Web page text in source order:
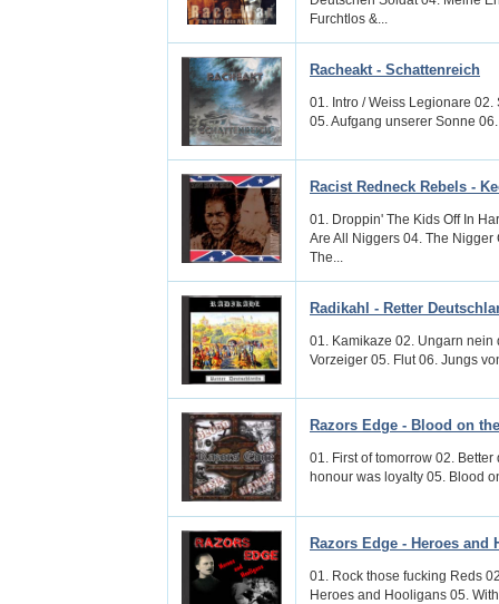
Furchtlos &...
Racheakt - Schattenreich
01. Intro / Weiss Legionare
05. Aufgang unserer Sonne
Racist Redneck Rebels -
01. Droppin' The Kids Off In
Are All Niggers 04. The Nigger
The...
Radikahl - Retter
01. Kamikaze 02. Ungarn
Vorzeiger 05. Flut 06. Jungs
Razors Edge - Blood on
01. First of tomorrow 02.
honour was loyalty 05. Blood
Razors Edge - Heroes and
01. Rock those fucking Reds
Heroes and Hooligans 05.